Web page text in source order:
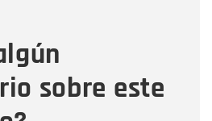
sobre este